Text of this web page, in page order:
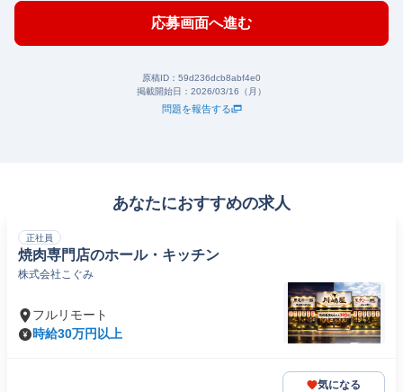
応募画面へ進む
原稿ID： 59d236dcb8abf4e0
掲載開始日： 2026/03/16（月）
問題を報告する
あなたにおすすめの求人
正社員
焼肉専門店のホール・キッチン
株式会社こぐみ
フルリモート
時給30万円以上
気になる